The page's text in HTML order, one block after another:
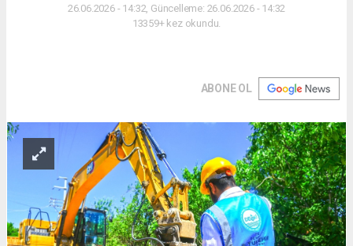
26.06.2026 - 14:32, Güncelleme: 26.06.2026 - 14:32
13359+ kez okundu.
ABONE OL